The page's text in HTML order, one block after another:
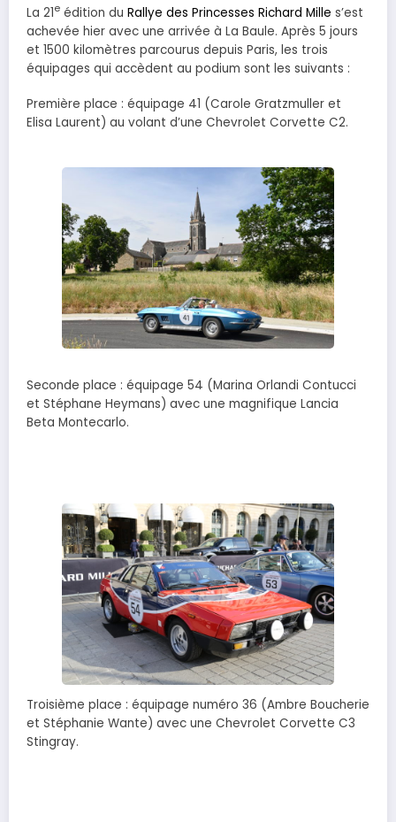
La 21e édition du Rallye des Princesses Richard Mille s’est
achevée hier avec une arrivée à La Baule. Après 5 jours
et 1500 kilomètres parcourus depuis Paris, les trois
équipages qui accèdent au podium sont les suivants :
Première place : équipage 41 (Carole Gratzmuller et
Elisa Laurent) au volant d’une Chevrolet Corvette C2.
Seconde place : équipage 54 (Marina Orlandi Contucci
et Stéphane Heymans) avec une magnifique Lancia
Beta Montecarlo.
Troisième place : équipage numéro 36 (Ambre Boucherie
et Stéphanie Wante) avec une Chevrolet Corvette C3
Stingray.